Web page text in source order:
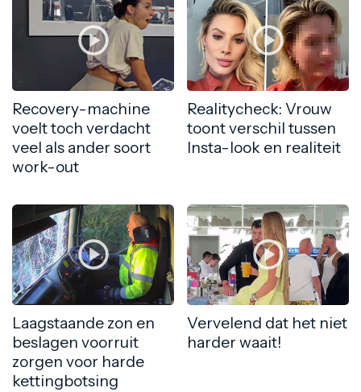
Recovery-machine
voelt toch verdacht
veel als ander soort
work-out
Realitycheck: Vrouw
toont verschil tussen
Insta-look en realiteit
Laagstaande zon en
beslagen voorruit
zorgen voor harde
kettingbotsing
Vervelend dat het niet
harder waait!